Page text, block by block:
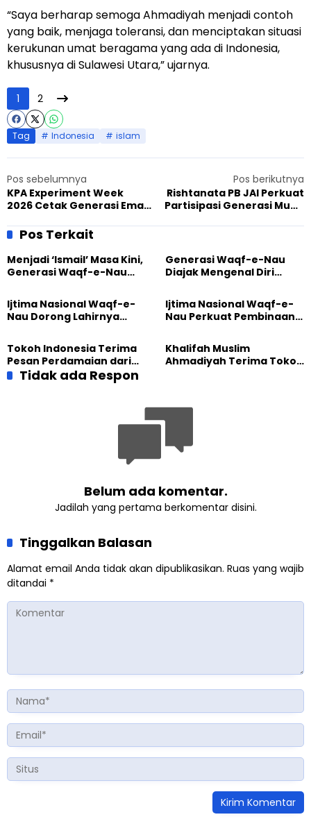
“Saya berharap semoga Ahmadiyah menjadi contoh
yang baik, menjaga toleransi, dan menciptakan situasi
kerukunan umat beragama yang ada di Indonesia,
khususnya di Sulawesi Utara,” ujarnya.
1 2
Tag Indonesia islam
Pos sebelumnya
KPA Experiment Week
2026 Cetak Generasi Emas
Pos berikutnya
Rishtanata PB JAI Perkuat
Partisipasi Generasi Muda
Trustbuilding
Pos Terkait
Menjadi ‘Ismail’ Masa Kini,
Generasi Waqf-e-Nau
Pengabdian
Generasi Waqf-e-Nau
Diajak Mengenal Diri
Dunia
Ijtima Nasional Waqf-e-
Nau Dorong Lahirnya
yang Militan
Ijtima Nasional Waqf-e-
Nau Perkuat Pembinaan
Masa Depan
Tokoh Indonesia Terima
Pesan Perdamaian dari
Khalifah Muslim
Khalifah Muslim
Ahmadiyah Terima Tokoh
Tidak ada Respon
Belum ada komentar.
Jadilah yang pertama berkomentar disini.
Tinggalkan Balasan
Alamat email Anda tidak akan dipublikasikan. Ruas yang wajib
ditandai *